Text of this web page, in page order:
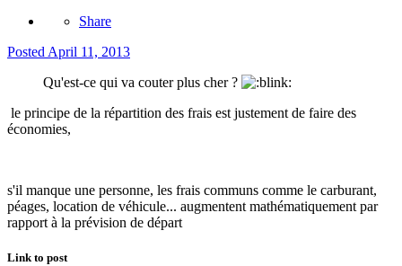
Share
Posted April 11, 2013
Qu'est-ce qui va couter plus cher ?
le principe de la répartition des frais est justement de faire des
économies,
s'il manque une personne, les frais communs comme le carburant,
péages, location de véhicule... augmentent mathématiquement par
rapport à la prévision de départ
Link to post